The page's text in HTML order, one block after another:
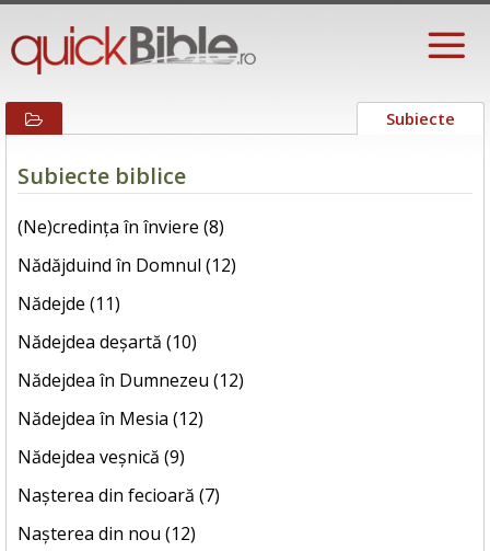
Subiecte
Subiecte biblice
(Ne)credința în înviere (8)
Nădăjduind în Domnul (12)
Nădejde (11)
Nădejdea deșartă (10)
Nădejdea în Dumnezeu (12)
Nădejdea în Mesia (12)
Nădejdea veșnică (9)
Nașterea din fecioară (7)
Nașterea din nou (12)